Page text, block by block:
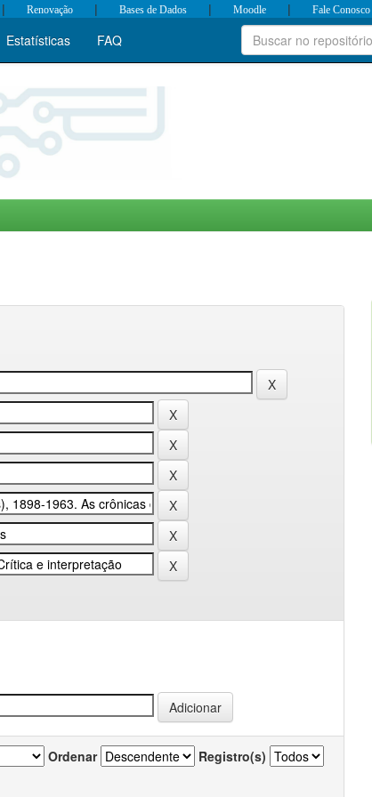
| Renovação | Bases de Dados | Moodle | Fale Conosco
Estatísticas FAQ
Ordenar Registro(s)